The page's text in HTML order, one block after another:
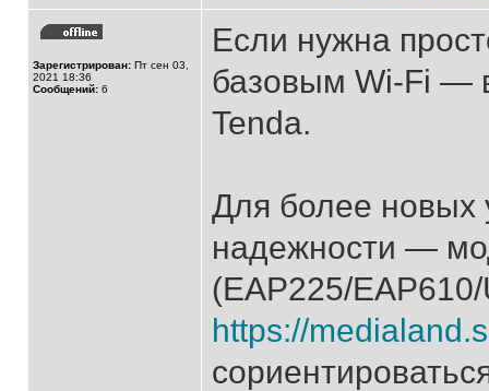
Зарегистрирован: Пт сен 03,
2021 18:36
Сообщений: 6
Если нужна
базовым Wi-Fi —
Tenda.
Для более новых
надежности —
(EAP225/
https://